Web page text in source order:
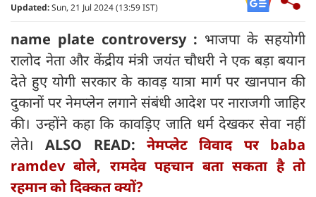
Updated:Sun, 21 Jul 2024 (13:59 IST)
name plate controversy : भाजपा के सहयोगी
रालोद नेता और केंद्रीय मंत्री जयंत चौधरी ने एक बड़ा बयान
देते हुए योगी सरकार के कावड़ यात्रा मार्ग पर खानपान की
दुकानों पर नेमप्लेन लगाने संबंधी आदेश पर नाराजगी जाहिर
की। उन्होंने कहा कि कावड़िए जाति धर्म देखकर सेवा नहीं
लेते।ALSO READ:नेमप्लेट विवाद पर baba
ramdev बोले, रामदेव पहचान बता सकता है तो
रहमान को दिक्कत क्यों?